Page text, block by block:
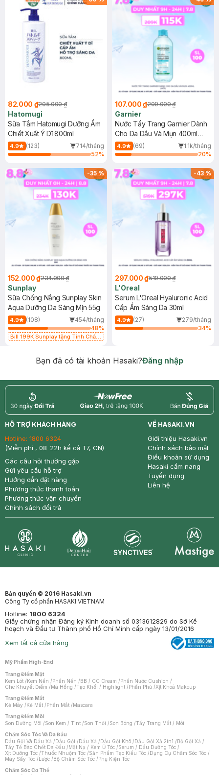
82.000 ₫205.000 ₫
Hatomugi
Sữa Tắm Hatomugi Dưỡng Ẩm
Chiết Xuất Ý Dĩ 800ml
4.9 (123)
714/tháng
52%
107.000 ₫209.000 ₫
Garnier
Nước Tẩy Trang Garnier Dành
Cho Da Dầu Và Mụn 400ml
(Mới)
4.9 (69)
1.1k/tháng
20%
-35%
152.000 ₫234.000 ₫
Sunplay
Sữa Chống Nắng Sunplay Skin
Aqua Dưỡng Da Sáng Mịn 55g
4.9 (108)
454/tháng
48%
Bill 199K Sunplay tặng Tinh Chất
-43%
297.000 ₫519.000 ₫
L'Oreal
Serum L'Oreal Hyaluronic Acid
Cấp Ẩm Sáng Da 30ml
4.9 (27)
279/tháng
34%
Bạn đã có tài khoản Hasaki?Đăng nhập
return nowfree price
HỖ TRỢ KHÁCH HÀNG
Hotline: 1800 6324
(Miễn phí , 08-22h kể cả T7, CN)
Các câu hỏi thường gặp
Gửi yêu cầu hỗ trợ
Hướng dẫn đặt hàng
Phương thức thanh toán
Phương thức vận chuyển
Chính sách đổi trả
VỀ HASAKI.VN
Giới thiệu Hasaki.vn
Chính sách bảo mật
Điều khoản sử dụng
Hasaki cẩm nang
Tuyển dụng
Liên hệ
Bản quyền © 2016 Hasaki.vn
Công Ty cổ phần HASAKI VIETNAM
Hotline: 1800 6324
Giấy chứng nhận Đăng ký Kinh doanh số 0313612829 do Sở Kế
hoạch và Đầu tư Thành phố Hồ Chí Minh cấp ngày 13/01/2016
Xem tất cả cửa hàng
Mỹ Phẩm High-End
Trang Điểm Mặt
Kem Lót /Kem Nền /Phấn Nền /BB / CC Cream /Phấn Nước Cushion /
Che Khuyết Điểm /Má Hồng /Tạo Khối / Highlight /Phấn Phủ /Xịt Khoá Makeup
Trang Điểm Mắt
Kẻ Mày /Kẻ Mắt /Phấn Mắt /Mascara
Trang Điểm Môi
Son Dưỡng Môi /Son Kem / Tint /Son Thỏi /Son Bóng /Tẩy Trang Mắt / Môi
Chăm Sóc Tóc Và Da Đầu
Dầu Gội Và Dầu Xả /Dầu Gội /Dầu Xả /Dầu Gội Khô /Dầu Gội Xả 2in1 /Bộ Gội Xả /
Tẩy Tế Bào Chết Da Đầu /Mặt Nạ / Kem Ủ Tóc /Serum / Dầu Dưỡng Tóc /
Xịt Dưỡng Tóc /Thuốc Nhuộm Tóc /Sản Phẩm Tạo Kiểu Tóc /Dụng Cụ Chăm Sóc Tóc /
Máy Sấy Tóc /Lược /Bộ Chăm Sóc Tóc /Phụ Kiện Tóc
Chăm Sóc Cơ Thể